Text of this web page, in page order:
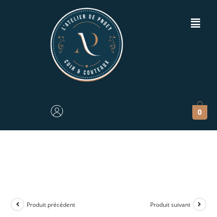
0
Produit précédent Produit suivant